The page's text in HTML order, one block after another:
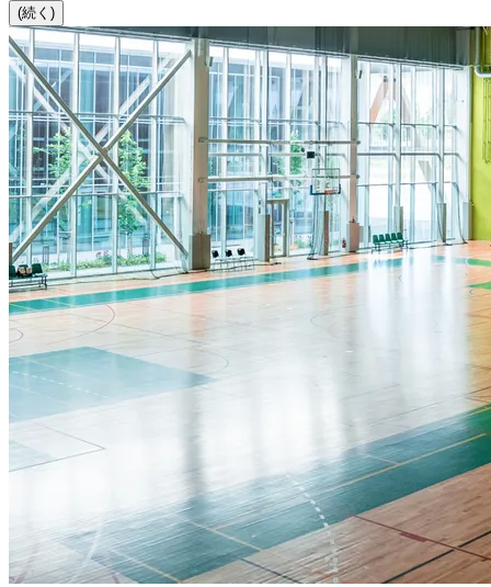
(続く)